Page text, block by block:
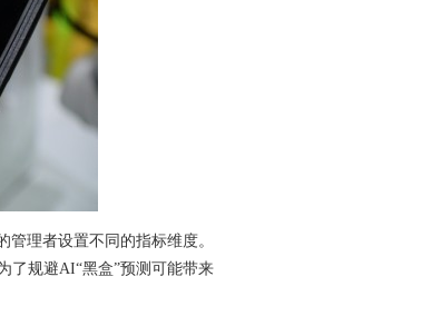
理者设置不同的指标维度。
了规避AI“黑盒”预测可能带来